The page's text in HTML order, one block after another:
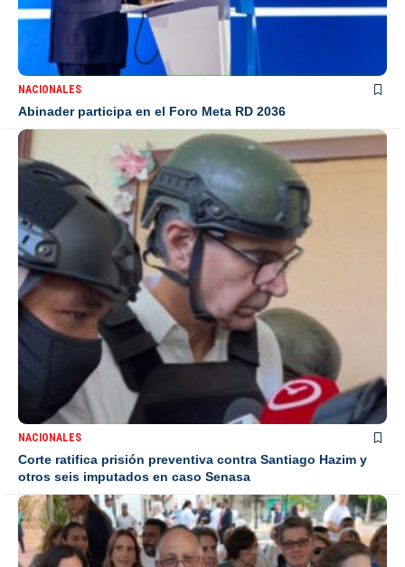
NACIONALES
Abinader participa en el Foro Meta RD 2036
NACIONALES
Corte ratifica prisión preventiva contra Santiago Hazim y
otros seis imputados en caso Senasa